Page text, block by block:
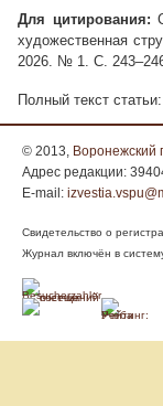
Для цитирования:
художественная
2026. № 1. С.
Полный текст статьи:
© 2013, Воронежский
Адрес редакции:
E-mail:
Свидетельство о
Журнал включён в